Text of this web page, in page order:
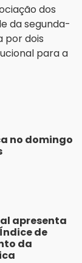
dos
da segunda-
por dois
para a
no domingo
apresenta
de
da